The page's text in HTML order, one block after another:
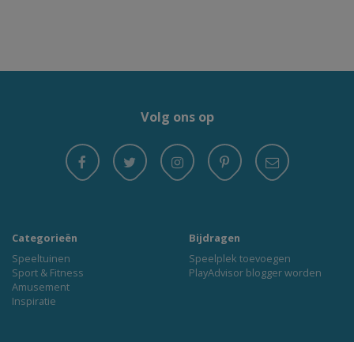
Volg ons op
Categorieën
Speeltuinen
Sport & Fitness
Amusement
Inspiratie
Bijdragen
Speelplek toevoegen
PlayAdvisor blogger worden